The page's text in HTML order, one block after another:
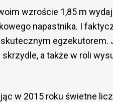
wzroście 1,85 m
napastnika. I
egzekutorem.
a także w roli
w 2015 roku świetne